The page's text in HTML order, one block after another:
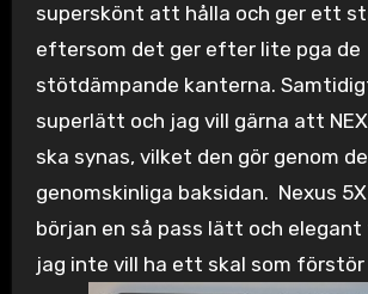
superskönt att hålla och ger ett
eftersom det ger efter lite pga de
stötdämpande kanterna.
superlätt och jag vill gärna att
ska synas, vilket den gör genom
genomskinliga baksidan. Nexus
början en så pass lätt och
jag inte vill ha ett skal som förstör